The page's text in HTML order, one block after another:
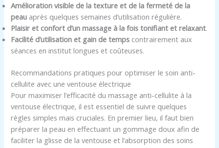
Amélioration visible de la texture et de la fermeté de la
peau après quelques semaines d’utilisation régulière.
Plaisir et confort d’un massage à la fois tonifiant et relaxant.
Facilité d’utilisation et gain de temps contrairement aux
séances en institut longues et coûteuses.
Recommandations pratiques pour optimiser le soin anti-
cellulite avec une ventouse électrique
Pour maximiser l’efficacité du massage anti-cellulite à la
ventouse électrique, il est essentiel de suivre quelques
règles simples mais cruciales. En premier lieu, il faut bien
préparer la peau en effectuant un gommage doux afin de
faciliter la glisse de la ventouse et l’absorption des soins